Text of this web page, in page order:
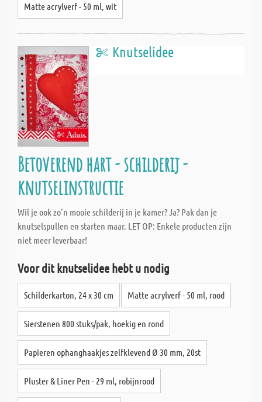
Matte acrylverf - 50 ml, wit
Knutselidee
Betoverend hart - schilderij -
knutselinstructie
Wil je ook zo'n mooie schilderij in je kamer? Ja? Pak dan je
knutselspullen en starten maar. LET OP: Enkele producten zijn
niet meer leverbaar!
Voor dit knutselidee hebt u nodig
Schilderkarton, 24 x 30 cm Matte acrylverf - 50 ml, rood
Sierstenen 800 stuks/pak, hoekig en rond
Papieren ophanghaakjes zelfklevend Ø 30 mm, 20st
Pluster & Liner Pen - 29 ml, robijnrood